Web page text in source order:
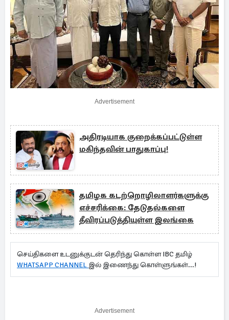
Advertisement
அதிரடியாக குறைக்கப்பட்டுள்ள
மகிந்தவின் பாதுகாப்பு!
தமிழக கடற்றொழிலாளர்களுக்கு
எச்சரிக்கை: தேடுதல்களை
தீவிரப்படுத்தியுள்ள இலங்கை
செய்திகளை உடனுக்குடன் தெரிந்து கொள்ள IBC தமிழ்
WHATSAPP CHANNEL இல் இணைந்து கொள்ளுங்கள்...!
Advertisement